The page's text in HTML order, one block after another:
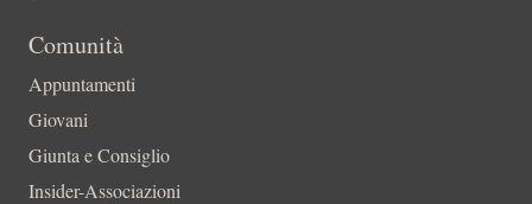
Comunità
Appuntamenti
Giovani
Giunta e Consiglio
Insider-Associazioni